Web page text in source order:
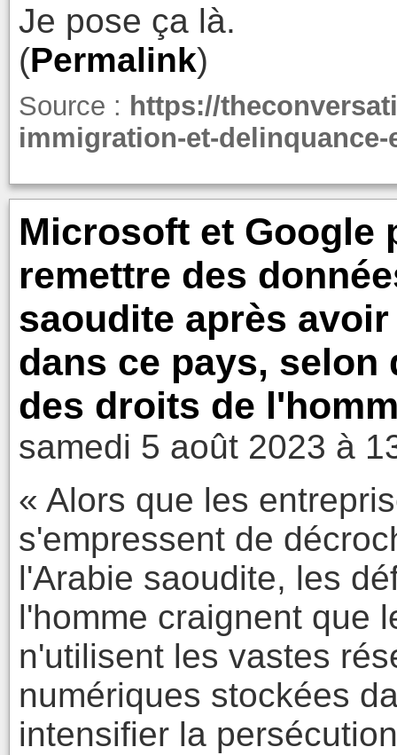
Je pose ça là.
(Permalink)
Source : https://
immigration-et-
Microsoft et Google
remettre des
saoudite après
dans ce pays, selon
des droits de
samedi 5 août 2023 à
« Alors que les
s'empressent de
l'Arabie saoudite, les
l'homme craignent que
n'utilisent les vastes
numériques stockées
intensifier la